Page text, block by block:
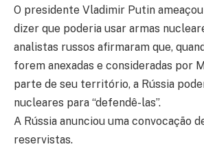
O presidente Vladimir Putin ameaçou
dizer que poderia usar armas
analistas russos afirmaram que,
forem anexadas e consideradas por
parte de seu território, a Rússia
nucleares para “defendê-las”.
A Rússia anunciou uma convocação
reservistas.